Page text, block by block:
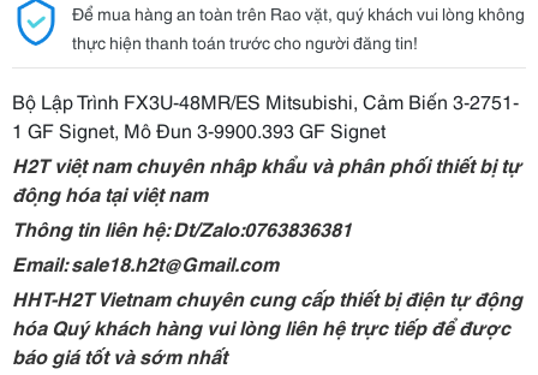
Để mua hàng an toàn trên Rao vặt, quý khách vui lòng không
thực hiện thanh toán trước cho người đăng tin!
Bộ Lập Trình FX3U-48MR/ES Mitsubishi, Cảm Biến 3-2751-
1 GF Signet, Mô Đun 3-9900.393 GF Signet
H2T việt nam chuyên nhập khẩu và phân phối thiết bị tự
động hóa tại việt nam
Thông tin liên hệ: Dt/Zalo:0763836381
Email: sale18.h2t@Gmail.com
HHT-H2T Vietnam chuyên cung cấp thiết bị điện tự động
hóa Quý khách hàng vui lòng liên hệ trực tiếp để được
báo giá tốt và sớm nhất